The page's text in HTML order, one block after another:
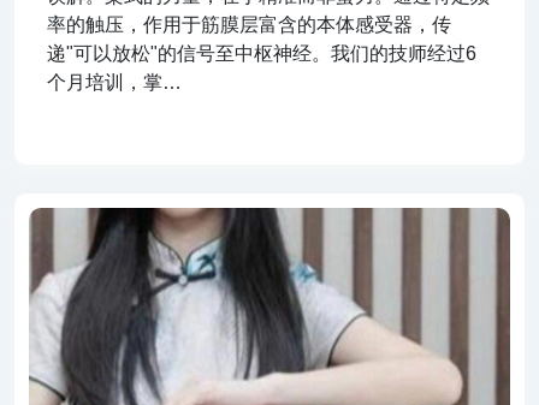
率的触压，作用于筋膜层富含的本体感受器，传
递"可以放松"的信号至中枢神经。我们的技师经过6
个月培训，掌…